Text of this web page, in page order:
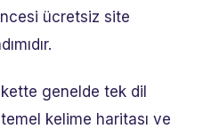
ücretsiz site
genelde tek dil
kelime haritası ve